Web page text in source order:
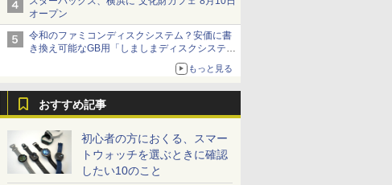
オープン
令和のファミコンディスクシステム？安価に書
き換え可能なGB用「しましまディスクシステ
もっと見る
おすすめ記事
初心者の方におくる、スマー
トウォッチを選ぶときに確認
したい10のこと